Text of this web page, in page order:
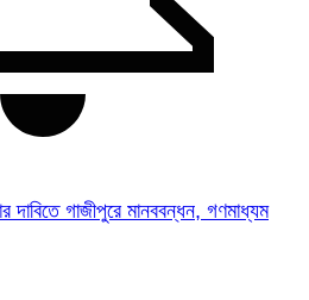
দাবিতে গাজীপুরে মানববন্ধন, গণমাধ্যম